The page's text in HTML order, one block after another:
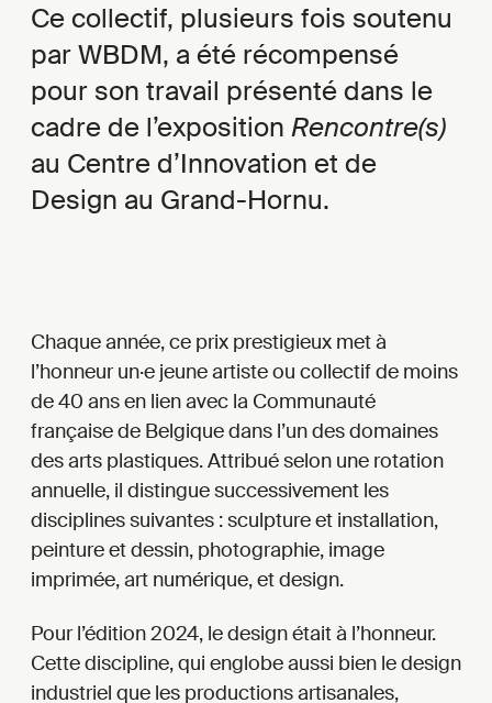
Ce collectif, plusieurs fois soutenu
par WBDM, a été récompensé
pour son travail présenté dans le
cadre de l’exposition Rencontre(s)
au Centre d’Innovation et de
Design au Grand-Hornu.
Chaque année, ce prix prestigieux met à
l’honneur un·e jeune artiste ou collectif de moins
de 40 ans en lien avec la Communauté
française de Belgique dans l’un des domaines
des arts plastiques. Attribué selon une rotation
annuelle, il distingue successivement les
disciplines suivantes : sculpture et installation,
peinture et dessin, photographie, image
imprimée, art numérique, et design.
Pour l’édition 2024, le design était à l’honneur.
Cette discipline, qui englobe aussi bien le design
industriel que les productions artisanales,